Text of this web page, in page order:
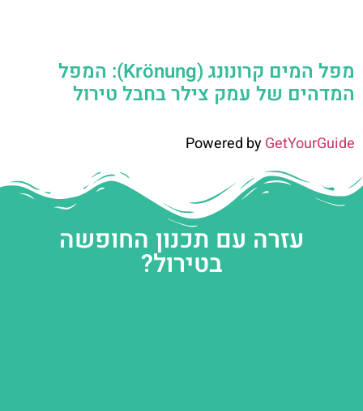
מפל המים קרונונג (Krönung): המפל
המדהים של עמק צילר בחבל טירול
Powered byGetYourGuide
עזרה עם תכנון החופשה
בטירול?